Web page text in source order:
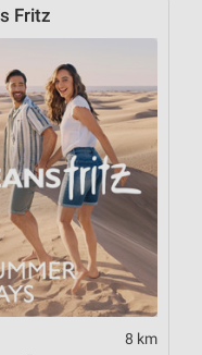
Fritz
8 km
oder
von